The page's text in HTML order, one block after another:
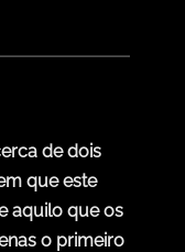
de dois
que este
aquilo que os
o primeiro